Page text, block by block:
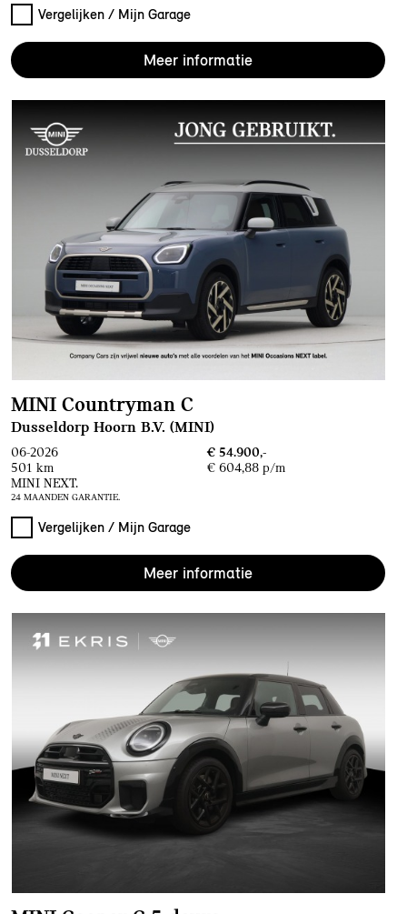
Vergelijken / Mijn Garage
Meer informatie
MINI Countryman C
Dusseldorp Hoorn B.V. (MINI)
06-2026
€ 54.900,-
501 km
€ 604,88 p/m
MINI NEXT.
24 MAANDEN GARANTIE.
Vergelijken / Mijn Garage
Meer informatie